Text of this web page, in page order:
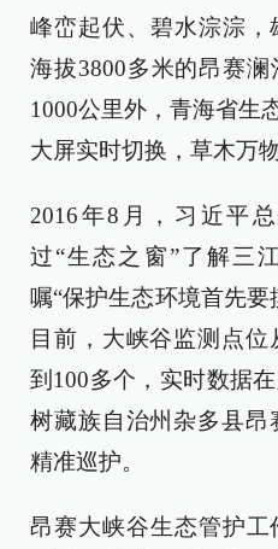
峰峦起伏、碧水淙淙，
海拔3800多米的昂赛澜
1000公里外，青海省生
大屏实时切换，草木万
2016年8月，习近平
过“生态之窗”了解三
嘱“保护生态环境首先要
目前，大峡谷监测点位
到100多个，实时数据
树藏族自治州杂多县昂
精准巡护。
昂赛大峡谷生态管护